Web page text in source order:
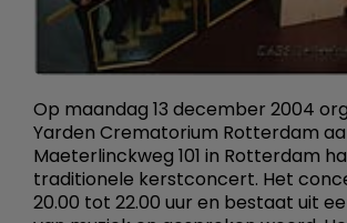
Op maandag 13 december 2004
Yarden Crematorium Rotterdam
Maeterlinckweg 101 in Rotterdam
traditionele kerstconcert. Het
20.00 tot 22.00 uur en bestaat uit